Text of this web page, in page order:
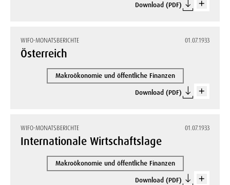
Download (PDF)
WIFO-MONATSBERICHTE 01.07.1933
Österreich
Makroökonomie und öffentliche Finanzen
Download (PDF)
WIFO-MONATSBERICHTE 01.07.1933
Internationale Wirtschaftslage
Makroökonomie und öffentliche Finanzen
Download (PDF)